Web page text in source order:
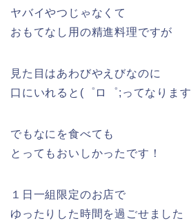
ヤバイやつじゃなくて
おもてなし用の精進料理ですが
見た目はあわびやえびなのに
口にいれると(゜ロ゜;ってなります
でもなにを食べても
とってもおいしかったです！
１日一組限定のお店で
ゆったりした時間を過ごせました